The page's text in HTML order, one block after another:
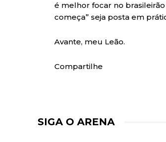
é melhor focar no
começa” seja posta em
Avante, meu Leão.
Compartilhe
SIGA O ARENA